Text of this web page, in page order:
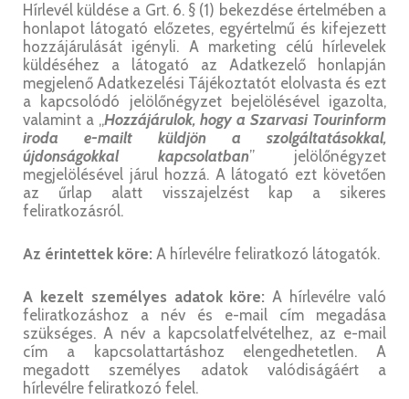
Hírlevél küldése a Grt. 6. § (1) bekezdése értelmében a
honlapot látogató előzetes, egyértelmű és kifejezett
hozzájárulását igényli. A marketing célú hírlevelek
küldéséhez a látogató az Adatkezelő honlapján
megjelenő Adatkezelési Tájékoztatót elolvasta és ezt
a kapcsolódó jelölőnégyzet bejelölésével igazolta,
valamint a „Hozzájárulok, hogy a Szarvasi Tourinform
iroda e-mailt küldjön a szolgáltatásokkal,
újdonságokkal kapcsolatban” jelölőnégyzet
megjelölésével járul hozzá. A látogató ezt követően
az űrlap alatt visszajelzést kap a sikeres
feliratkozásról.
Az érintettek köre: A hírlevélre feliratkozó látogatók.
A kezelt személyes adatok köre:A hírlevélre való
feliratkozáshoz a név és e-mail cím megadása
szükséges. A név a kapcsolatfelvételhez, az e-mail
cím a kapcsolattartáshoz elengedhetetlen. A
megadott személyes adatok valódiságáért a
hírlevélre feliratkozó felel.